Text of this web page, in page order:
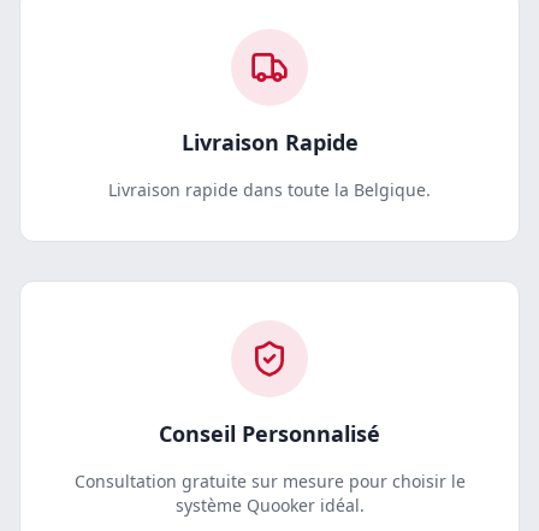
Livraison Rapide
Livraison rapide dans toute la Belgique.
Conseil Personnalisé
Consultation gratuite sur mesure pour choisir le
système Quooker idéal.